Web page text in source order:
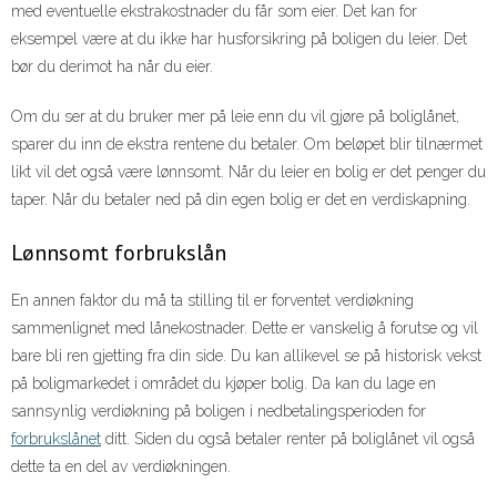
med eventuelle ekstrakostnader du får som eier. Det kan for
eksempel være at du ikke har husforsikring på boligen du leier. Det
bør du derimot ha når du eier.
Om du ser at du bruker mer på leie enn du vil gjøre på boliglånet,
sparer du inn de ekstra rentene du betaler. Om beløpet blir tilnærmet
likt vil det også være lønnsomt. Når du leier en bolig er det penger du
taper. Når du betaler ned på din egen bolig er det en verdiskapning.
Lønnsomt forbrukslån
En annen faktor du må ta stilling til er forventet verdiøkning
sammenlignet med lånekostnader. Dette er vanskelig å forutse og vil
bare bli ren gjetting fra din side. Du kan allikevel se på historisk vekst
på boligmarkedet i området du kjøper bolig. Da kan du lage en
sannsynlig verdiøkning på boligen i nedbetalingsperioden for
forbrukslånet ditt. Siden du også betaler renter på boliglånet vil også
dette ta en del av verdiøkningen.